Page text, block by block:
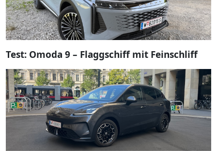
Test: Omoda 9 – Flaggschiff mit Feinschliff